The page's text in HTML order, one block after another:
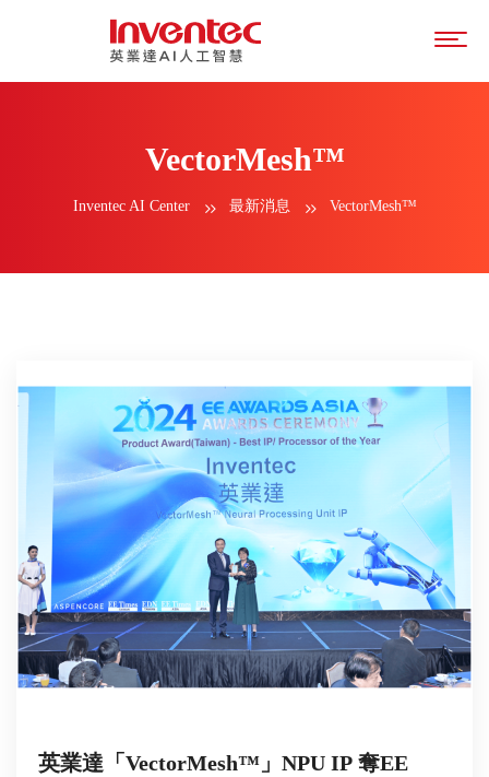
VectorMesh™
Inventec AI Center 最新消息 VectorMesh™
英業達「VectorMesh™」NPU IP 奪EE